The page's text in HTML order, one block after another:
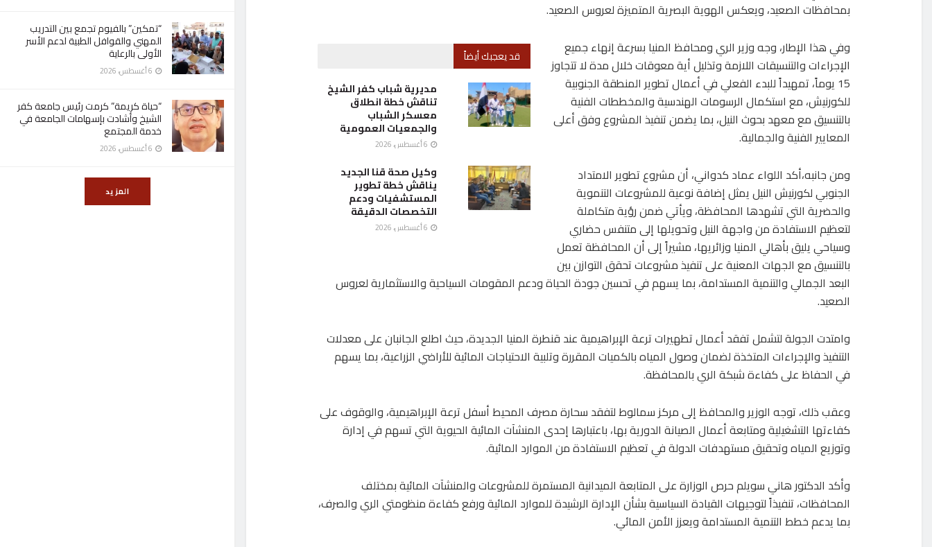
“تمكين” بالفيوم تجمع بين التدريب
المهني والقوافل الطبية لدعم الأسر
الأولى بالرعاية
“حياة كريمة” كرمت رئيس جامعة كفر
الشيخ وأشادت بإسهامات الجامعة في
خدمة المجتمع
المزيد
بمحافظات الصعيد، ويعكس الهوية البصرية المتميزة لعروس الصعيد.
قد يعجبك أيضاً
مديرية شباب كفر الشيخ
تناقش خطة انطلاق
معسكر الشباب
والجمعيات العمومية
وكيل صحة قنا الجديد
يناقش خطة تطوير
المستشفيات ودعم
التخصصات الدقيقة
وفي هذا الإطار، وجه وزير الري ومحافظ المنيا بسرعة إنهاء جميع
الإجراءات والتنسيقات اللازمة وتذليل أية معوقات خلال مدة لا تتجاوز
15 يوماً، تمهيداً للبدء الفعلي في أعمال تطوير المنطقة الجنوبية
للكورنيش، مع استكمال الرسومات الهندسية والمخططات الفنية
بالتنسيق مع معهد بحوث النيل، بما يضمن تنفيذ المشروع وفق أعلى
المعايير الفنية والجمالية.
ومن جانبه،أكد اللواء عماد كدواني، أن مشروع تطوير الامتداد
الجنوبي لكورنيش النيل يمثل إضافة نوعية للمشروعات التنموية
والحضرية التي تشهدها المحافظة، ويأتي ضمن رؤية متكاملة
لتعظيم الاستفادة من واجهة النيل وتحويلها إلى متنفس حضاري
وسياحي يليق بأهالي المنيا وزائريها، مشيراً إلى أن المحافظة تعمل
بالتنسيق مع الجهات المعنية على تنفيذ مشروعات تحقق التوازن بين
البعد الجمالي والتنمية المستدامة، بما يسهم في تحسين جودة الحياة ودعم المقومات السياحية والاستثمارية لعروس
الصعيد.
وامتدت الجولة لتشمل تفقد أعمال تطهيرات ترعة الإبراهيمية عند قنطرة المنيا الجديدة، حيث اطلع الجانبان على معدلات
التنفيذ والإجراءات المتخذة لضمان وصول المياه بالكميات المقررة وتلبية الاحتياجات المائية للأراضي الزراعية، بما يسهم
في الحفاظ على كفاءة شبكة الري بالمحافظة.
وعقب ذلك، توجه الوزير والمحافظ إلى مركز سمالوط لتفقد سحارة مصرف المحيط أسفل ترعة الإبراهيمية، والوقوف على
كفاءتها التشغيلية ومتابعة أعمال الصيانة الدورية بها، باعتبارها إحدى المنشآت المائية الحيوية التي تسهم في إدارة
وتوزيع المياه وتحقيق مستهدفات الدولة في تعظيم الاستفادة من الموارد المائية.
وأكد الدكتور هاني سويلم حرص الوزارة على المتابعة الميدانية المستمرة للمشروعات والمنشآت المائية بمختلف
المحافظات، تنفيذاً لتوجيهات القيادة السياسية بشأن الإدارة الرشيدة للموارد المائية ورفع كفاءة منظومتي الري والصرف،
بما يدعم خطط التنمية المستدامة ويعزز الأمن المائي.